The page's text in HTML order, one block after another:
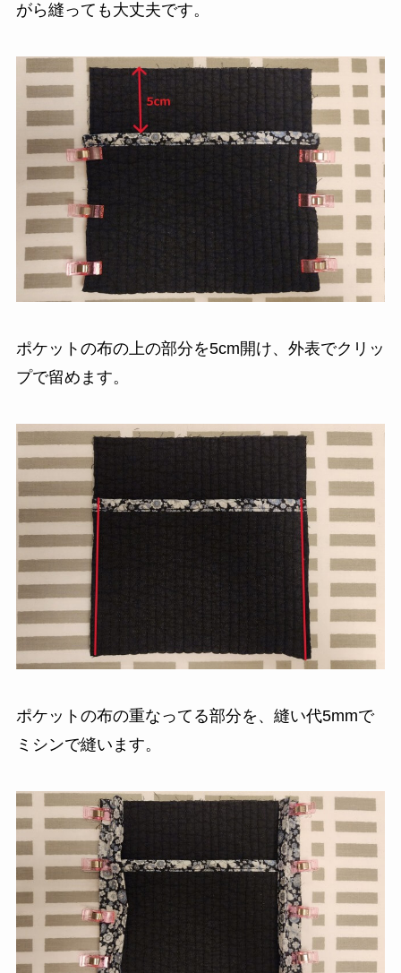
がら縫っても大丈夫です。
ポケットの布の上の部分を5cm開け、外表でクリッ
プで留めます。
ポケットの布の重なってる部分を、縫い代5mmで
ミシンで縫います。